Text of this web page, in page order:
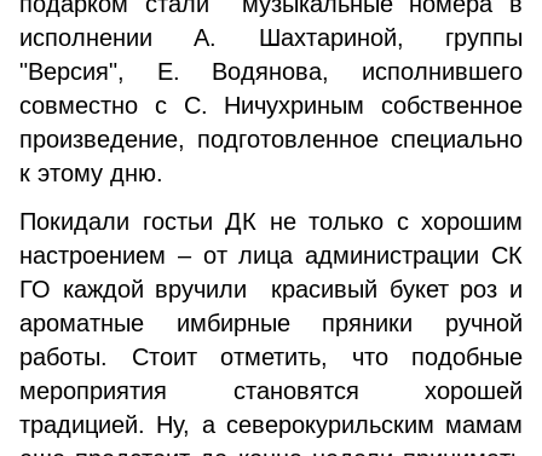
исполнении А. Шахтариной, группы
"Версия", Е. Водянова, исполнившего
совместно с С. Ничухриным собственное
произведение, подготовленное специально
к этому дню.
Покидали гостьи ДК не только с хорошим
настроением – от лица администрации СК
ГО каждой вручили красивый букет роз и
ароматные имбирные пряники ручной
работы. Стоит отметить, что подобные
мероприятия становятся хорошей
традицией. Ну, а северокурильским мамам